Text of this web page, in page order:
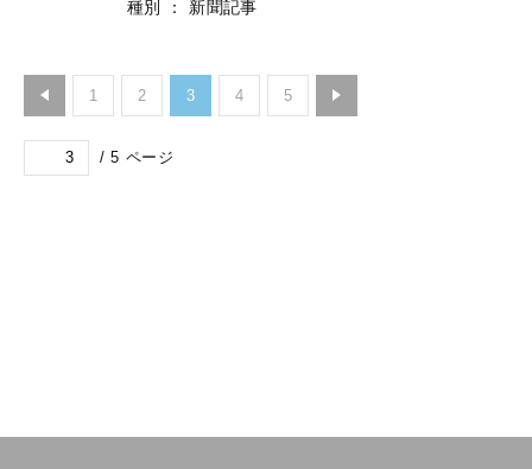
種別
： 新聞記事
1 2 3 4 5
/ 5 ページ